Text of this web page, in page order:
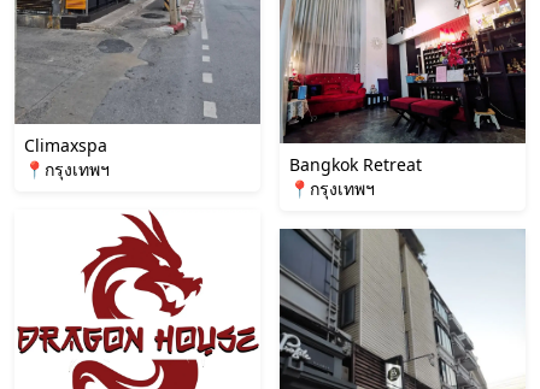
Climaxspa
📍กรุงเทพฯ
Bangkok Retreat
📍กรุงเทพฯ